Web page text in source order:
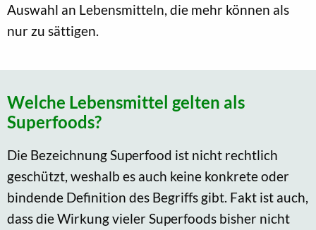
Auswahl an Lebensmitteln, die mehr können als
nur zu sättigen.
Welche Lebensmittel gelten als
Superfoods?
Die Bezeichnung Superfood ist nicht rechtlich
geschützt, weshalb es auch keine konkrete oder
bindende Definition des Begriffs gibt. Fakt ist auch,
dass die Wirkung vieler Superfoods bisher nicht